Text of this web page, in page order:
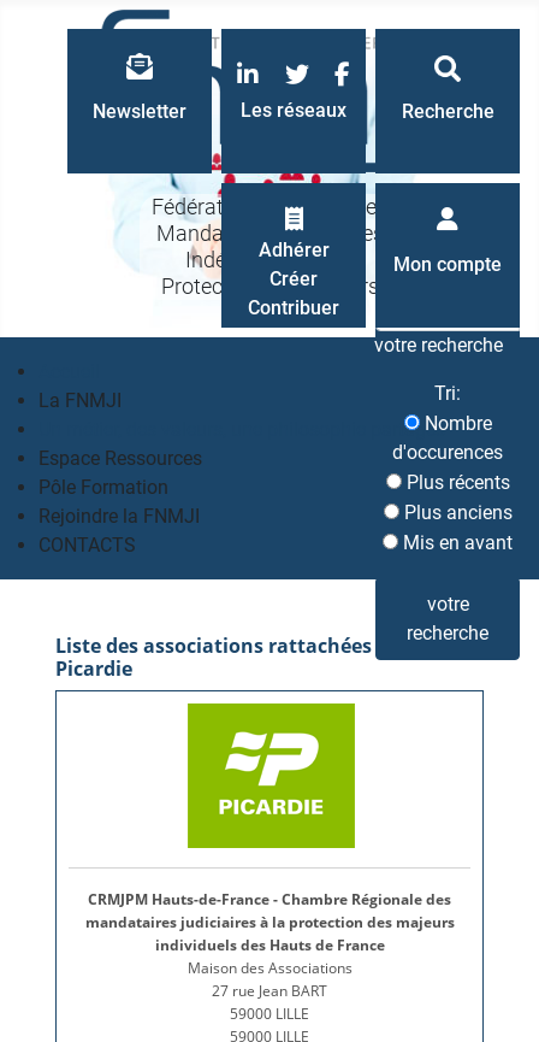
Fédération Nationale des
Mandataires Judiciaires
Indépendants à la
Protection des Majeurs
La FNMJI
Un métier, des valeurs, une philosophie partagés
Espace Ressources
Pôle Formation
Rejoindre la FNMJI
CONTACTS
Recherche
Recherche
votre recherche
Tri:
Nombre
d'occurences
Plus récents
Plus anciens
Mis en avant
votre
recherche
Les réseaux
LinkedInTwitterFacebook
Newsletter
Mon compte
Adhérer
Créer
Contribuer